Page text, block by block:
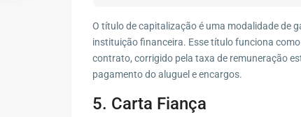
O título de capitalização é uma modalidade de
instituição financeira. Esse título funciona
contrato, corrigido pela taxa de remuneração
pagamento do aluguel e encargos.
5. Carta Fiança